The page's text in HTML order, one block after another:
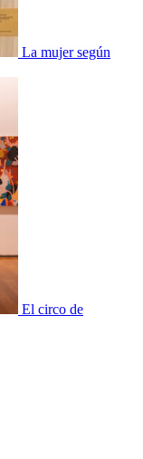
La mujer según
El circo de